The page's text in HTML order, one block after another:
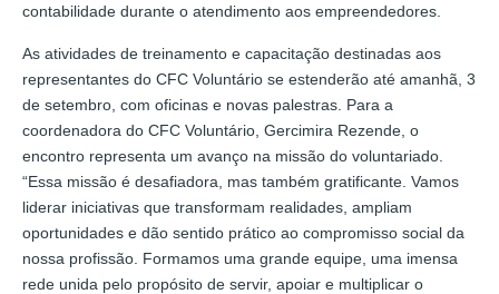
contabilidade durante o atendimento aos empreendedores.
As atividades de treinamento e capacitação destinadas aos
representantes do CFC Voluntário se estenderão até amanhã, 3
de setembro, com oficinas e novas palestras. Para a
coordenadora do CFC Voluntário, Gercimira Rezende, o
encontro representa um avanço na missão do voluntariado.
“Essa missão é desafiadora, mas também gratificante. Vamos
liderar iniciativas que transformam realidades, ampliam
oportunidades e dão sentido prático ao compromisso social da
nossa profissão. Formamos uma grande equipe, uma imensa
rede unida pelo propósito de servir, apoiar e multiplicar o